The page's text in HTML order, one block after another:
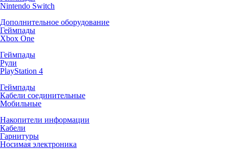
Nintendo Switch
Дополнительное оборудование
Геймпады
Xbox One
Геймпады
Рули
PlayStation 4
Геймпады
Кабели соединительные
Мобильные
Накопители информации
Кабели
Гарнитуры
Носимая электроника